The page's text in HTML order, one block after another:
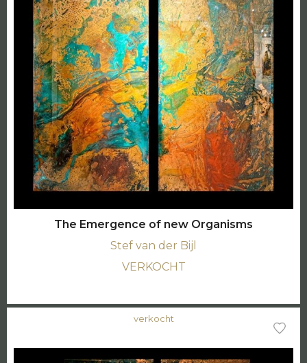
The Emergence of new Organisms
Stef van der Bijl
VERKOCHT
verkocht